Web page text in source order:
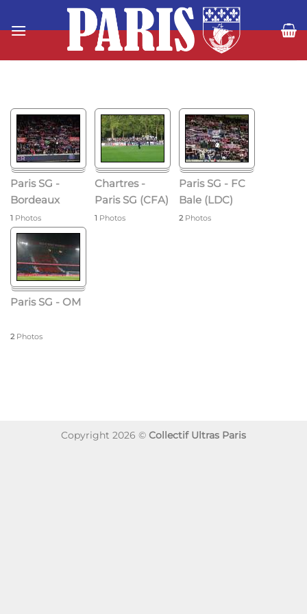
au
Paris SG -
Bordeaux
1 Photos
Chartres -
Paris SG (CFA)
1 Photos
Paris SG - FC
Bale (LDC)
2Photos
Paris SG - OM
2Photos
Copyright 2026 © Collectif Ultras Paris